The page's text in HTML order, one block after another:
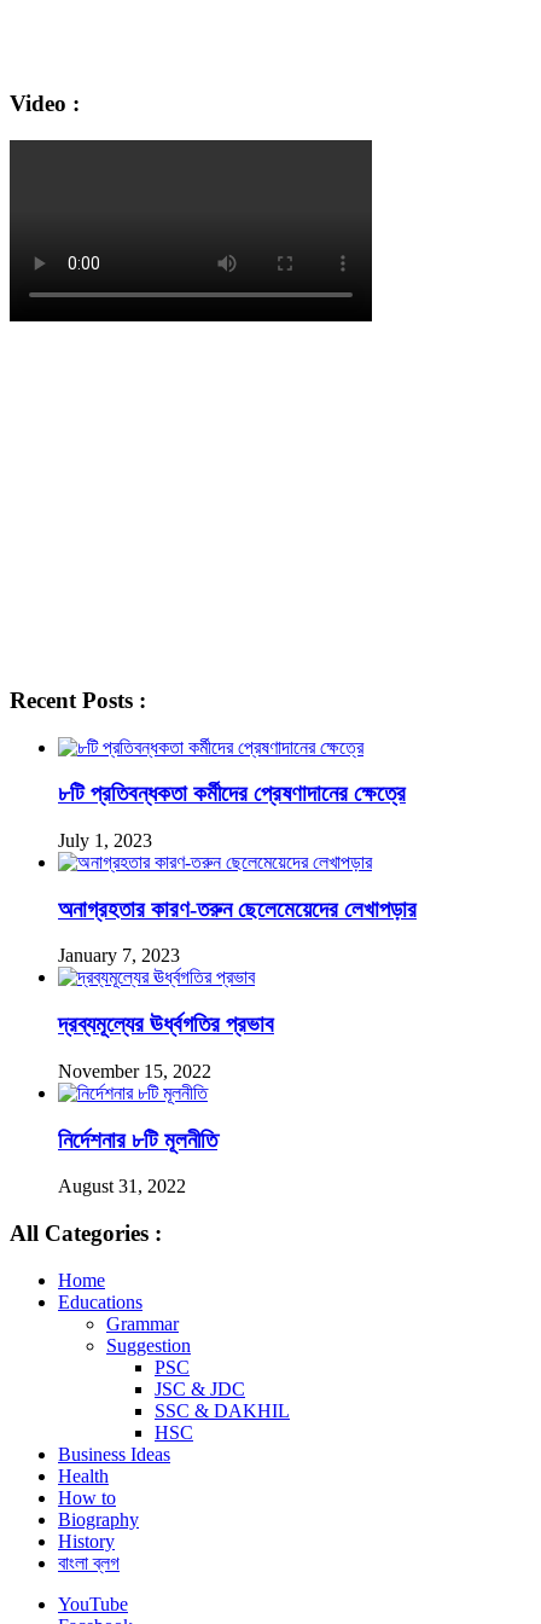
Video :
Recent Posts :
৮টি প্রতিবন্ধকতা কর্মীদের প্রেষণাদানের ক্ষেত্রে
July 1, 2023
অনাগ্রহতার কারণ-তরুন ছেলেমেয়েদের লেখাপড়ার
January 7, 2023
দ্রব্যমূল্যের ঊর্ধ্বগতির প্রভাব
November 15, 2022
নির্দেশনার ৮টি মূলনীতি
August 31, 2022
All Categories :
Home
Educations
Grammar
Suggestion
PSC
JSC & JDC
SSC & DAKHIL
HSC
Business Ideas
Health
How to
Biography
History
বাংলা ব্লগ
YouTube